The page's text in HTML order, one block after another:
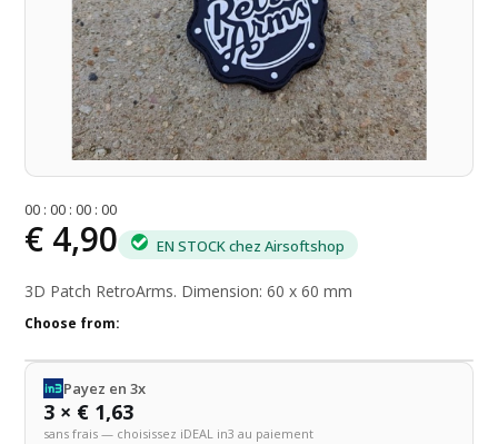
00 :00 :00 :00
€ 4,90 EN STOCK chez Airsoftshop
3D Patch RetroArms. Dimension: 60 x 60 mm
Choose from:
Payez en 3x
3 × € 1,63
sans frais — choisissez iDEAL in3 au paiement